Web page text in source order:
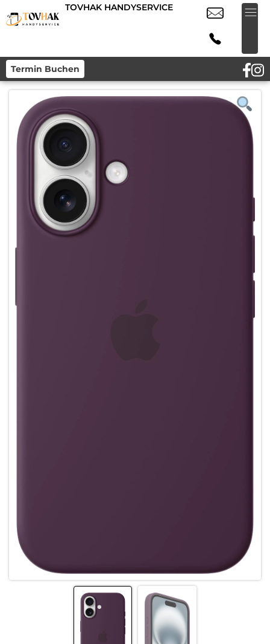
TOVHAK HANDYSERVICE
Termin Buchen